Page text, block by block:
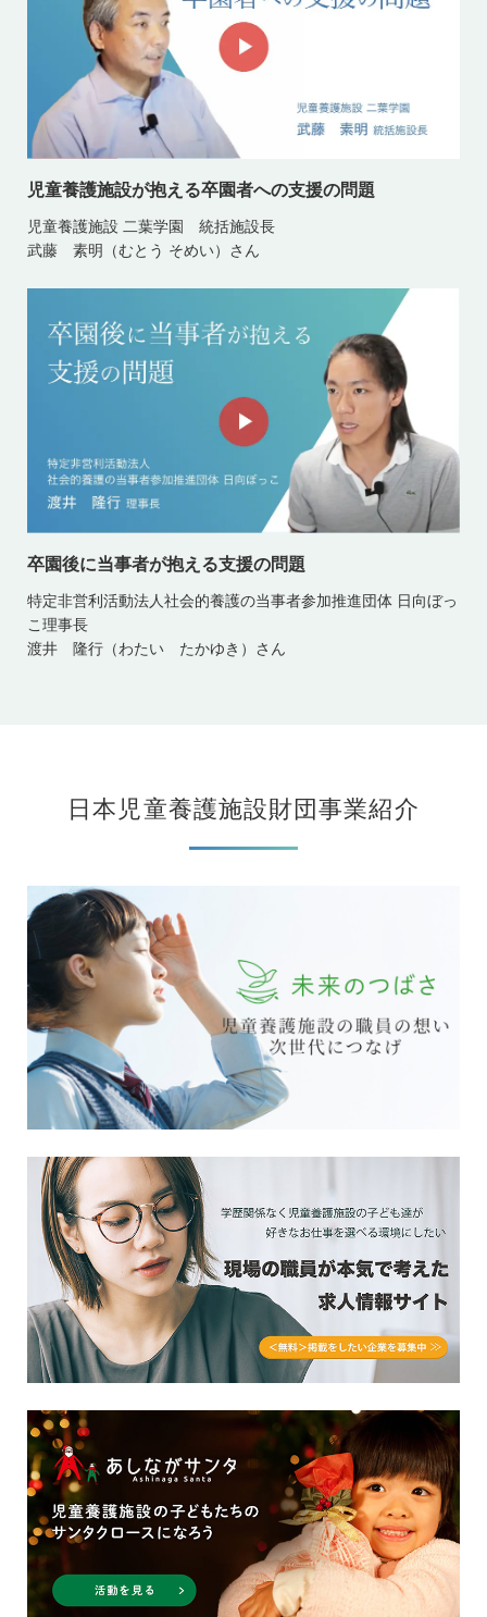
児童養護施設が抱える卒園者への支援の問題
児童養護施設 二葉学園 統括施設長
武藤 素明（むとう そめい）さん
卒園後に当事者が抱える支援の問題
特定非営利活動法人社会的養護の当事者参加推進団体 日向ぼっ
こ理事長
渡井 隆行（わたい たかゆき）さん
日本児童養護施設財団事業紹介